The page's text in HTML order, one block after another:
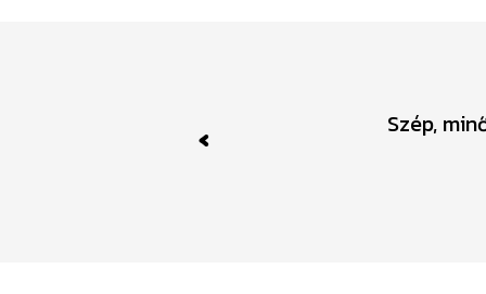
Szép,